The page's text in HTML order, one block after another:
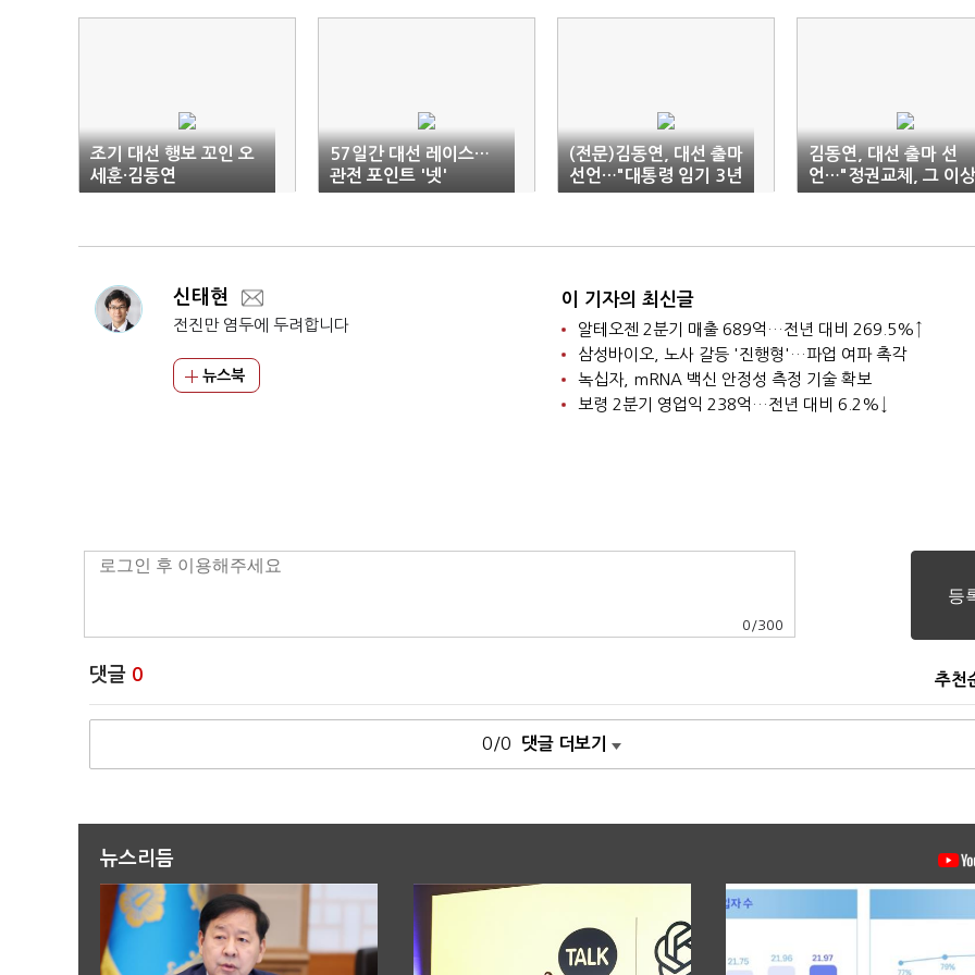
조기 대선 행보 꼬인 오
세훈·김동연
57일간 대선 레이스…
관전 포인트 '넷'
(전문)김동연, 대선 출마
선언…"대통령 임기 3년
으로 단축"
김동연, 대선 출마 선
언…"정권교체, 그 이상
의 교체"
신태현
전진만 염두에 두려합니다
뉴스북
이 기자의 최신글
알테오젠 2분기 매출 689억…전년 대비 269.5%↑
삼성바이오, 노사 갈등 '진행형'…파업 여파 촉각
녹십자, mRNA 백신 안정성 측정 기술 확보
보령 2분기 영업익 238억…전년 대비 6.2%↓
0 /300
댓글 0 추천
0/0 댓글 더보기
뉴스리듬